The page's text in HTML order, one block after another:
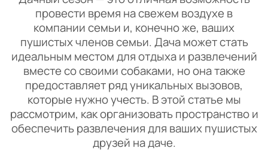
провести время на свежем воздухе в
компании семьи и, конечно же, ваших
пушистых членов семьи. Дача может стать
идеальным местом для отдыха и развлечений
вместе со своими собаками, но она также
предоставляет ряд уникальных вызовов,
которые нужно учесть. В этой статье мы
рассмотрим, как организовать пространство и
обеспечить развлечения для ваших пушистых
друзей на даче.